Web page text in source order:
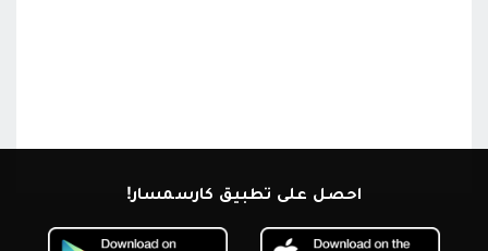
احصل على تطبيق كارسمسار!